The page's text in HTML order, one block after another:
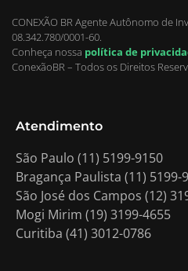
CONEXÃO BR Agente Autônomo de
08.342.780/0001-60.
Conheça nossa política de
ConexãoBR – Todos os Direitos
Atendimento
São Paulo (11) 5199-9150
Bragança Paulista (11) 5199-
São José dos Campos (12)
Mogi Mirim (19) 3199-4655
Curitiba (41) 3012-0786